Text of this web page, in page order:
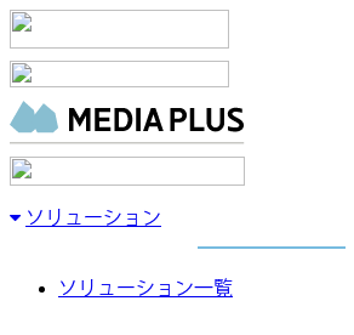
ソリューション
ソリューション一覧